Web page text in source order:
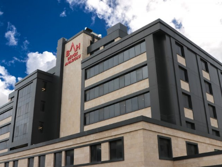
Türkçe
English
Deutsch
عربي
ქართული
Русский
български
Français
Español